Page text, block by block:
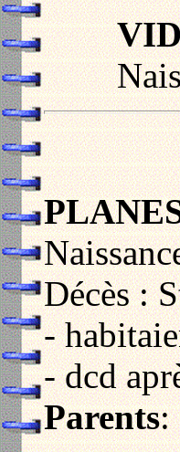
Décès :
-
- dcd
Parents: